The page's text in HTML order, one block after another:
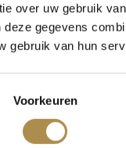
over uw gebruik
gegevens
gebruik van hun
Voorkeuren